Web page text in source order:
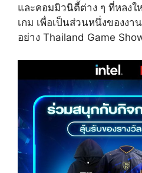
และคอมมิวนิตี้ต่าง ๆ ที่หลง
เกม เพื่อเป็นส่วนหนึ่งของงา
อย่าง Thailand Game